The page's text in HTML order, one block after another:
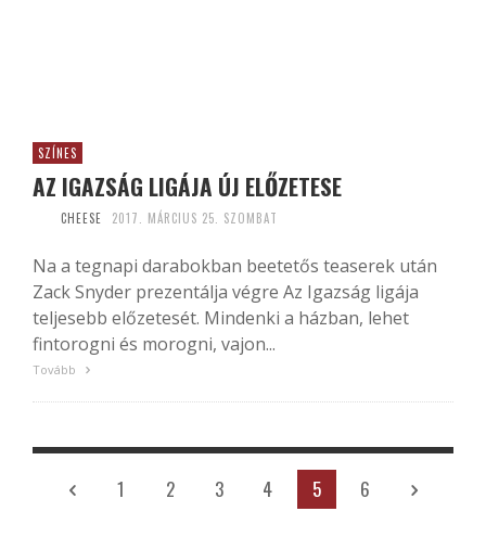
SZÍNES
AZ IGAZSÁG LIGÁJA ÚJ ELŐZETESE
CHEESE 2017. MÁRCIUS 25. SZOMBAT
Na a tegnapi darabokban beetetős teaserek után
Zack Snyder prezentálja végre Az Igazság ligája
teljesebb előzetesét. Mindenki a házban, lehet
fintorogni és morogni, vajon...
Tovább
1 2 3 4 5 6